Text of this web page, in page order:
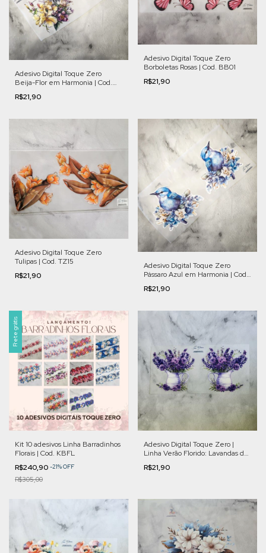
Adesivo Digital Toque Zero
Beija-Flor em Harmonia | Cod.
FL006
R$21,90
Adesivo Digital Toque Zero
Borboletas Rosas | Cod. BB01
R$21,90
Adesivo Digital Toque Zero
Tulipas | Cod. TZ15
R$21,90
Adesivo Digital Toque Zero
Pássaro Azul em Harmonia | Cod.
FL003
R$21,90
Frete grátis
Kit 10 adesivos Linha Barradinhos
Florais | Cod. KBFL
R$240,90 -21%OFF
R$305,00
Adesivo Digital Toque Zero |
Linha Verão Florido: Lavandas da
R$21,90